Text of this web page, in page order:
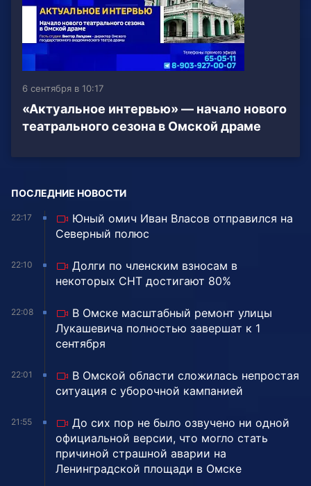
6 сентября в 10:17
«Актуальное интервью» — начало нового
театрального сезона в Омской драме
ПОСЛЕДНИЕ НОВОСТИ
22:17
Юный омич Иван Власов отправился на
Северный полюс
22:10
Долги по членским взносам в
некоторых СНТ достигают 80%
22:08
В Омске масштабный ремонт улицы
Лукашевича полностью завершат к 1
сентября
22:01
В Омской области сложилась непростая
ситуация с уборочной кампанией
21:55
До сих пор не было озвучено ни одной
официальной версии, что могло стать
причиной страшной аварии на
Ленинградской площади в Омске